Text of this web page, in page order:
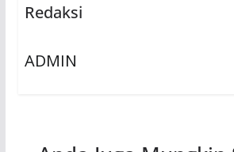
Redaksi
ADMIN